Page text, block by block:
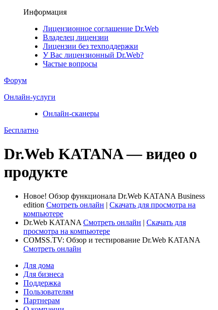
Информация
Лицензионное соглашение Dr.Web
Владелец лицензии
Лицензии без техподдержки
У Вас лицензионный Dr.Web?
Частые вопросы
Форум
Онлайн-услуги
Онлайн-сканеры
Бесплатно
Dr.Web KATANA — видео о
продукте
Новое! Обзор функционала Dr.Web KATANA Business
edition Смотреть онлайн | Скачать для просмотра на
компьютере
Dr.Web KATANA Смотреть онлайн | Скачать для
просмотра на компьютере
COMSS.TV: Обзор и тестирование Dr.Web KATANA
Смотреть онлайн
Для дома
Для бизнеса
Поддержка
Пользователям
Партнерам